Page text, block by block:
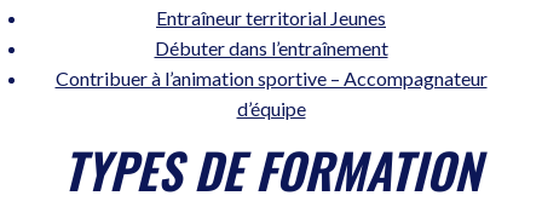
Entraîneur territorial Jeunes
Débuter dans l’entraînement
Contribuer à l’animation sportive – Accompagnateur
d’équipe
TYPES DE FORMATION